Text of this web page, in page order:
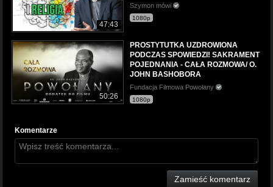
47:43
Szymon mówi
1080p
50:26
PROSTYTUTKA UZDROWIONA
PODCZAS SPOWIEDZI! SAKRAMENT
POJEDNANIA - CAŁA ROZMOWA/ O.
JOHN BASHOBORA
Fundacja Filmowa Powołany
1080p
Komentarze
Zamieść komentarz